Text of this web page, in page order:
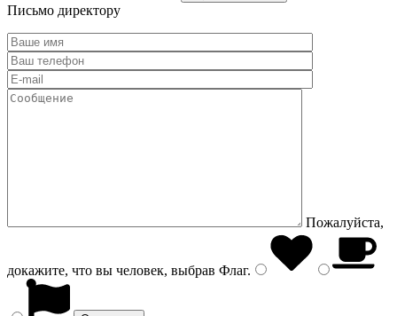
Письмо директору
Пожалуйста,
докажите, что вы человек, выбрав Флаг.